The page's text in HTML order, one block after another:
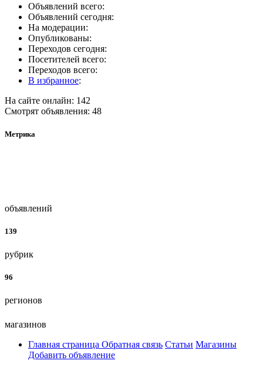
Объявлений всего:
Объявлений сегодня:
На модерации:
Опубликованы:
Переходов сегодня:
Посетителей всего:
Переходов всего:
В избранное:
На сайте онлайн: 142
Смотрят объявления: 48
Метрика
объявлений
139
рубрик
96
регионов
магазинов
Главная страница Обратная связь Статьи Магазины
Добавить объявление